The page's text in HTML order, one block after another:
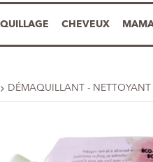
CHEVEUX
DÉMAQUILLANT - NETTOYANT